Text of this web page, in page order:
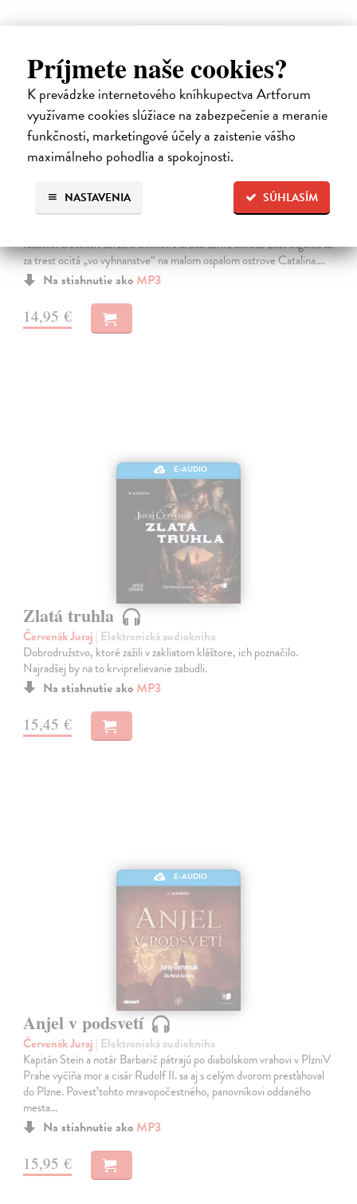
Príjmete naše cookies?
K prevádzke internetového kníhkupectva Artforum
využívame cookies slúžiace na zabezpečenie a meranie
funkčnosti, marketingové účely a zaistenie vášho
maximálneho pohodlia a spokojnosti.
SÚHLASÍM
NASTAVENIA
Temný kvet
Connelly Michael| Elektronická audiokniha
ľudstvo. Detektív seržant Stilwell z úradu šerifa okresu Los Angeles sa
za trest ocitá „vo vyhnanstve“ na malom ospalom ostrove Catalina.…
Na stiahnutie ako MP3
14,95 €
E-AUDIO
Zlatá truhla
Červenák Juraj | Elektronická audiokniha
Dobrodružstvo, ktoré zažili v zakliatom kláštore, ich poznačilo.
Najradšej by na to krviprelievanie zabudli.
Na stiahnutie ako MP3
15,45 €
E-AUDIO
Anjel v podsvetí
Červenák Juraj | Elektronická audiokniha
Kapitán Stein a notár Barbarič pátrajú po diabolskom vrahovi v PlzniV
Prahe vyčíňa mor a cisár Rudolf II. sa aj s celým dvorom presťahoval
do Plzne. Povesť tohto mravopočestného, panovníkovi oddaného
mesta…
Na stiahnutie ako MP3
15,95 €